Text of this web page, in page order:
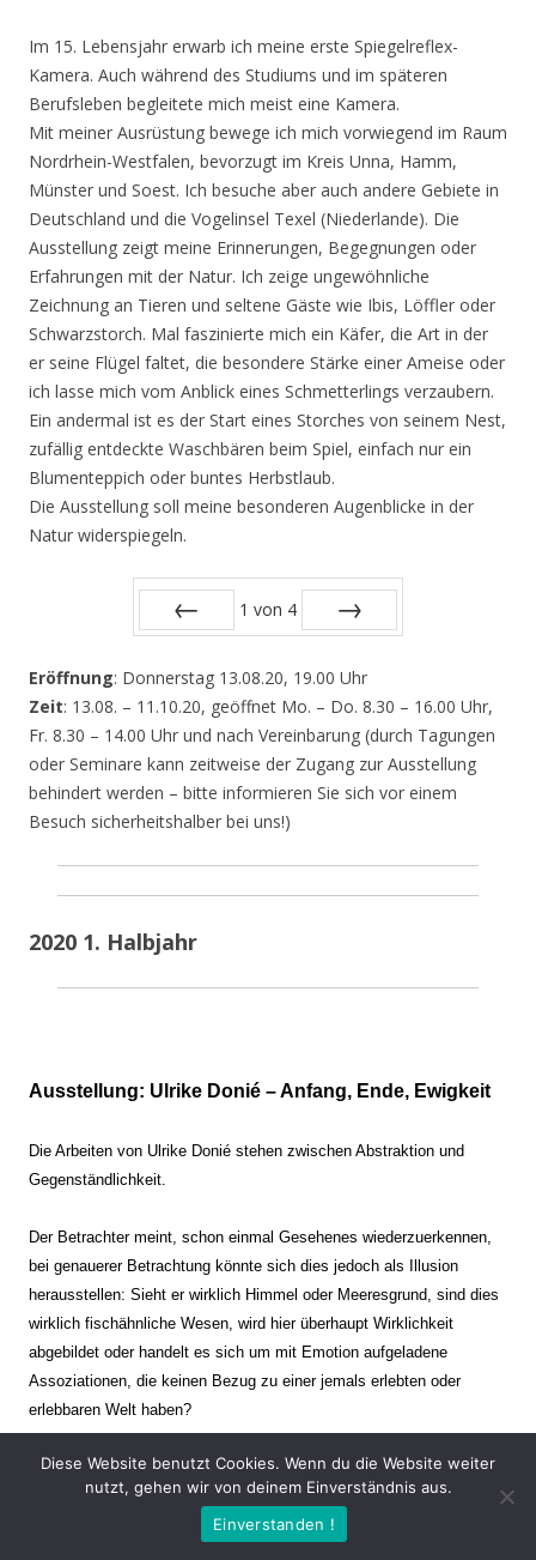
Im 15. Lebensjahr erwarb ich meine erste Spiegelreflex-
Kamera. Auch während des Studiums und im späteren
Berufsleben begleitete mich meist eine Kamera.
Mit meiner Ausrüstung bewege ich mich vorwiegend im Raum
Nordrhein-Westfalen, bevorzugt im Kreis Unna, Hamm,
Münster und Soest. Ich besuche aber auch andere Gebiete in
Deutschland und die Vogelinsel Texel (Niederlande). Die
Ausstellung zeigt meine Erinnerungen, Begegnungen oder
Erfahrungen mit der Natur. Ich zeige ungewöhnliche
Zeichnung an Tieren und seltene Gäste wie Ibis, Löffler oder
Schwarzstorch. Mal faszinierte mich ein Käfer, die Art in der
er seine Flügel faltet, die besondere Stärke einer Ameise oder
ich lasse mich vom Anblick eines Schmetterlings verzaubern.
Ein andermal ist es der Start eines Storches von seinem Nest,
zufällig entdeckte Waschbären beim Spiel, einfach nur ein
Blumenteppich oder buntes Herbstlaub.
Die Ausstellung soll meine besonderen Augenblicke in der
Natur widerspiegeln.
1 von 4
Eröffnung: Donnerstag 13.08.20, 19.00 Uhr
Zeit: 13.08. – 11.10.20, geöffnet Mo. – Do. 8.30 – 16.00 Uhr,
Fr. 8.30 – 14.00 Uhr und nach Vereinbarung (durch Tagungen
oder Seminare kann zeitweise der Zugang zur Ausstellung
behindert werden – bitte informieren Sie sich vor einem
Besuch sicherheitshalber bei uns!)
2020 1. Halbjahr
Ausstellung: Ulrike Donié – Anfang, Ende, Ewigkeit
Die Arbeiten von Ulrike Donié stehen zwischen Abstraktion und
Gegenständlichkeit.
Der Betrachter meint, schon einmal Gesehenes wiederzuerkennen,
bei genauerer Betrachtung könnte sich dies jedoch als Illusion
herausstellen: Sieht er wirklich Himmel oder Meeresgrund, sind dies
wirklich fischähnliche Wesen, wird hier überhaupt Wirklichkeit
abgebildet oder handelt es sich um mit Emotion aufgeladene
Assoziationen, die keinen Bezug zu einer jemals erlebten oder
erlebbaren Welt haben?
Verharren und Dynamik stehen sich dabei gegenüber. Zeit steht still
oder verrinnt im Nu. Es soll dabei eine Spannung, auch farblich, bis
zur Schmerzgrenze erzeugt werden. Die Arbeiten stellen ambivalente
Diese Website benutzt Cookies. Wenn du die Website weiter
nutzt, gehen wir von deinem Einverständnis aus.
Einverstanden !